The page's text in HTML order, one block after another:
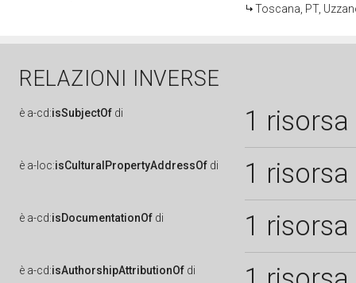
Toscana, PT,
RELAZIONI INVERSE
è a-cd:isSubjectOf di 1 risorsa
è a-loc:isCulturalPropertyAddressOf di 1 risorsa
è a-cd:isDocumentationOf di 1 risorsa
è a-cd:isAuthorshipAttributionOf di